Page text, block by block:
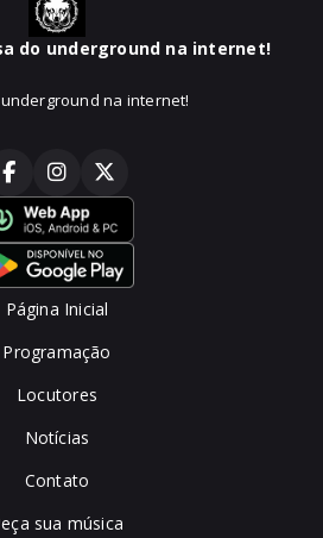
do underground na internet!
na internet!
Página Inicial
Programação
Locutores
Notícias
Contato
sua música